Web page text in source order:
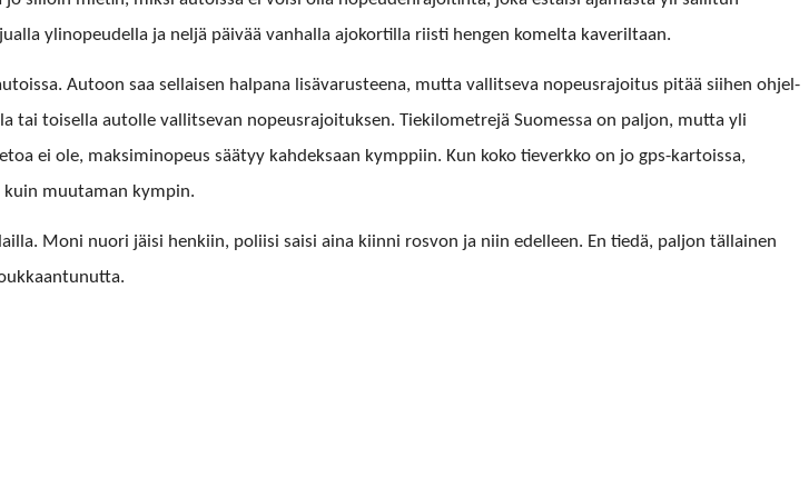
ylinopeudel­la ja neljä päivää van­hal­la ajoko­r­tilla riisti hen­gen komelta kaveriltaan.
Autoon saa sel­l­aisen hal­pana lisä­varus­teena, mut­ta val­lit­se­va nopeusra­joi­tus pitää siihen ohjel­
tai toisel­la autolle val­lit­se­van nopeusra­joituk­sen. Tiek­ilo­me­tre­jä Suomes­sa on paljon, mut­ta yli
ei ole, mak­siminopeus sää­tyy kahdek­saan kymp­pi­in. Kun koko tiev­erkko on jo gps-kar­tois­sa,
kuin muu­ta­man kympin.
Moni nuori jäisi henki­in, poli­isi saisi aina kiin­ni rosvon ja niin edelleen. En tiedä, paljon täl­lainen